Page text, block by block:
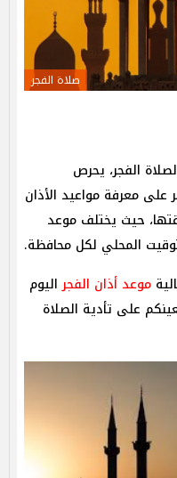
صلاة الفجر
الفجر، يحرص
معرفة مواعيد الأذان
حيث يختلف موعد
المحلي لكل محافظة.
موعد أذان الفجراليوم
لتعينكم على تأدية الصلاة